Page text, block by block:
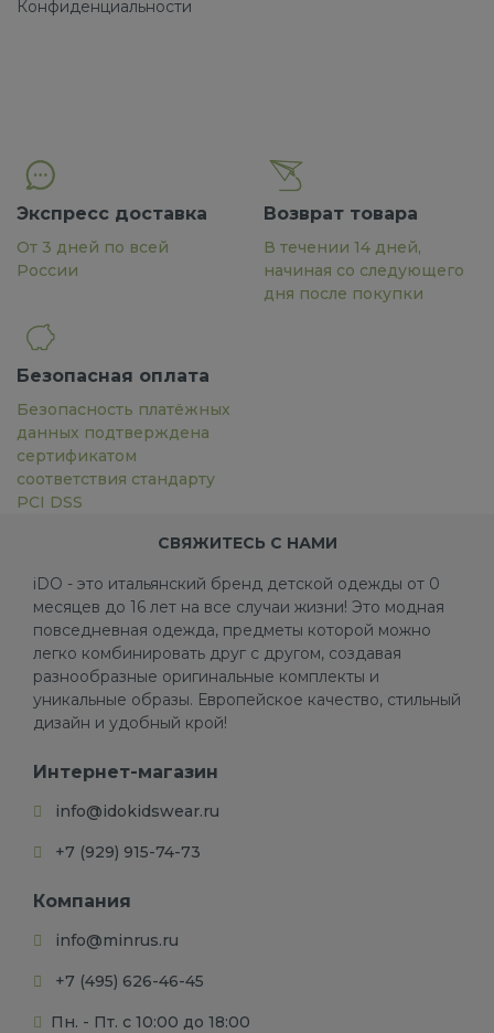
Конфиденциальности
Экспресс доставка
От 3 дней по всей
России
Возврат товара
В течении 14 дней,
начиная со следующего
дня после покупки
Безопасная оплата
Безопасность платёжных
данных подтверждена
сертификатом
соответствия стандарту
PCI DSS
СВЯЖИТЕСЬ С НАМИ
iDO - это итальянский бренд детской одежды от 0
месяцев до 16 лет на все случаи жизни! Это модная
повседневная одежда, предметы которой можно
легко комбинировать друг с другом, создавая
разнообразные оригинальные комплекты и
уникальные образы. Европейское качество, стильный
дизайн и удобный крой!
Интернет-магазин
info@idokidswear.ru
+7 (929) 915-74-73
Компания
info@minrus.ru
+7 (495) 626-46-45
Пн. - Пт. с 10:00 до 18:00